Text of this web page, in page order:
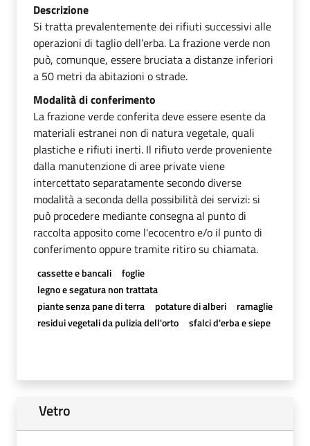
Descrizione
Si tratta prevalentemente dei rifiuti successivi alle
operazioni di taglio dell’erba. La frazione verde non
può, comunque, essere bruciata a distanze inferiori
a 50 metri da abitazioni o strade.
Modalità di conferimento
La frazione verde conferita deve essere esente da
materiali estranei non di natura vegetale, quali
plastiche e rifiuti inerti. Il rifiuto verde proveniente
dalla manutenzione di aree private viene
intercettato separatamente secondo diverse
modalità a seconda della possibilità dei servizi: si
può procedere mediante consegna al punto di
raccolta apposito come l'ecocentro e/o il punto di
conferimento oppure tramite ritiro su chiamata.
cassette e bancali
foglie
legno e segatura non trattata
piante senza pane di terra
potature di alberi
ramaglie
residui vegetali da pulizia dell'orto
sfalci d'erba e siepe
Vetro